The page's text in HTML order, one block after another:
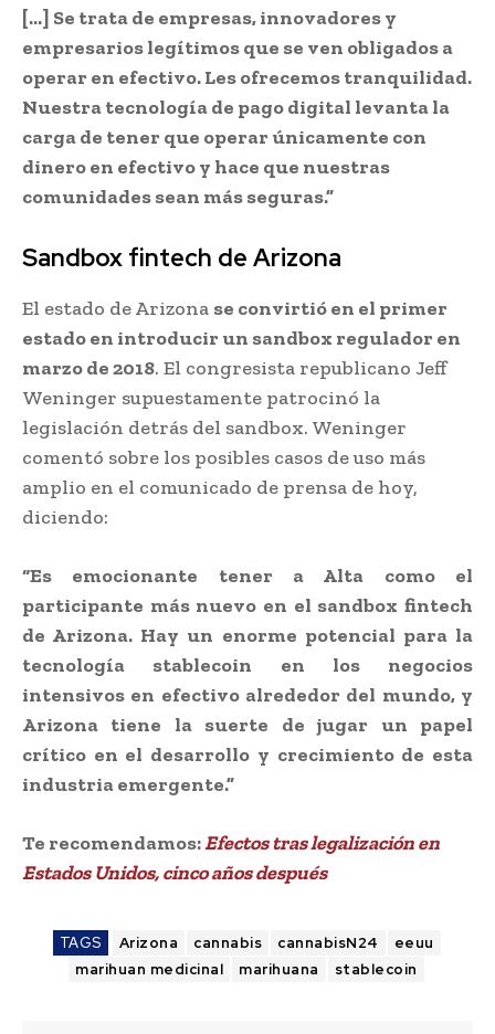
[…] Se trata de empresas, innovadores y
empresarios legítimos que se ven obligados a
operar en efectivo. Les ofrecemos tranquilidad.
Nuestra tecnología de pago digital levanta la
carga de tener que operar únicamente con
dinero en efectivo y hace que nuestras
comunidades sean más seguras.”
Sandbox fintech de Arizona
El estado de Arizona se convirtió en el primer
estado en introducir un sandbox regulador en
marzo de 2018. El congresista republicano Jeff
Weninger supuestamente patrocinó la
legislación detrás del sandbox. Weninger
comentó sobre los posibles casos de uso más
amplio en el comunicado de prensa de hoy,
diciendo:
“Es emocionante tener a Alta como el
participante más nuevo en el sandbox fintech
de Arizona. Hay un enorme potencial para la
tecnología stablecoin en los negocios
intensivos en efectivo alrededor del mundo, y
Arizona tiene la suerte de jugar un papel
crítico en el desarrollo y crecimiento de esta
industria emergente.”
Te recomendamos:Efectos tras legalización en
Estados Unidos, cinco años después
TAGS Arizona cannabis cannabisN24
eeuu
marihuan medicinal
marihuana stablecoin